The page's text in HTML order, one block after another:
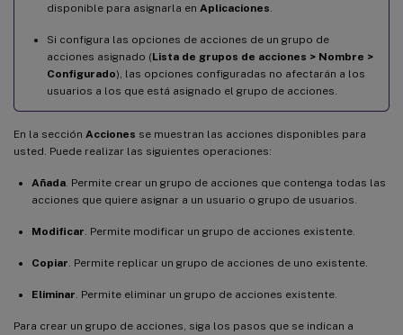
disponible para asignarla en Aplicaciones
Si configura las opciones de acciones de un grupo de
acciones asignado (Lista de grupos de acciones > Nombre >
Configurado), las opciones configuradas no afectarán a los
usuarios a los que está asignado el grupo de acciones.
En la sección Acciones se muestran las acciones disponibles para
usted. Puede realizar las siguientes operaciones:
Añada . Permite crear un grupo de acciones que contenga todas las
acciones que quiere asignar a un usuario o grupo de usuarios.
Modificar . Permite modificar un grupo de acciones existente.
Copiar . Permite replicar un grupo de acciones de uno existente.
Eliminar . Permite eliminar un grupo de acciones existente.
Para crear un grupo de acciones, siga los pasos que se indican a